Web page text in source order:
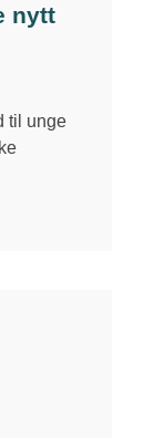
nytt
til unge